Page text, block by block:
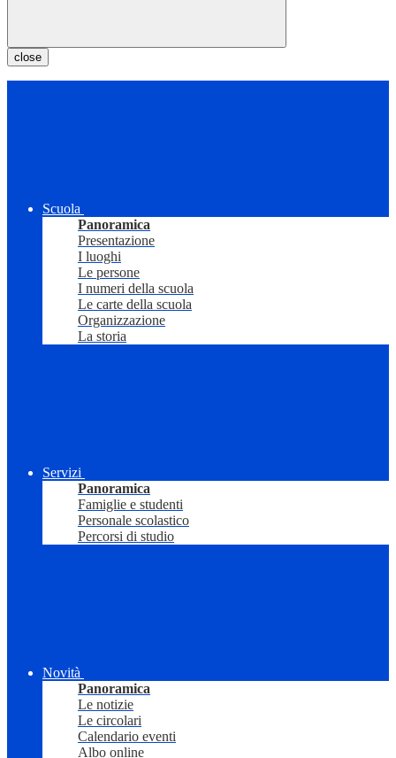
close
Scuola
Panoramica
Presentazione
I luoghi
Le persone
I numeri della scuola
Le carte della scuola
Organizzazione
La storia
Servizi
Panoramica
Famiglie e studenti
Personale scolastico
Percorsi di studio
Novità
Panoramica
Le notizie
Le circolari
Calendario eventi
Albo online